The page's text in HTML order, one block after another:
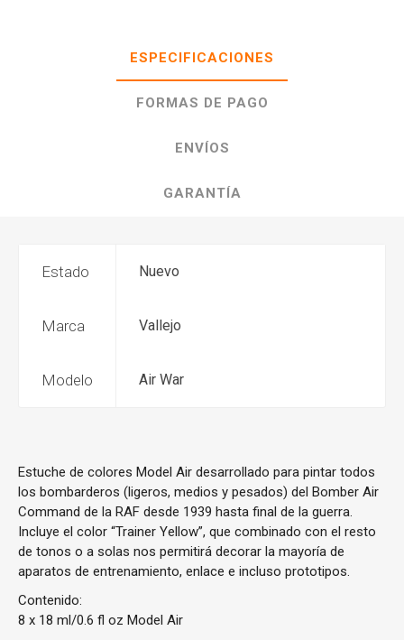
ESPECIFICACIONES
FORMAS DE PAGO
ENVÍOS
GARANTÍA
Estado Nuevo
Marca Vallejo
Modelo Air War
Estuche de colores Model Air desarrollado para pintar todos
los bombarderos (ligeros, medios y pesados) del Bomber Air
Command de la RAF desde 1939 hasta final de la guerra.
Incluye el color “Trainer Yellow”, que combinado con el resto
de tonos o a solas nos permitirá decorar la mayoría de
aparatos de entrenamiento, enlace e incluso prototipos.
Contenido:
8 x 18 ml/0.6 fl oz Model Air